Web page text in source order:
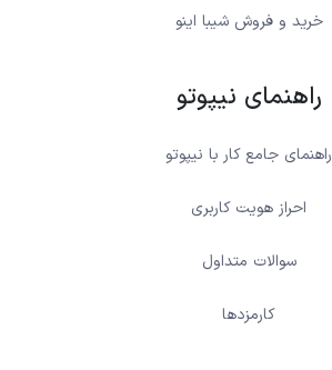
خرید و فروش شیبا اینو
راهنمای نیپوتو
راهنمای جامع کار با نیپوتو
احراز هویت کاربری
سوالات متداول
کارمزدها